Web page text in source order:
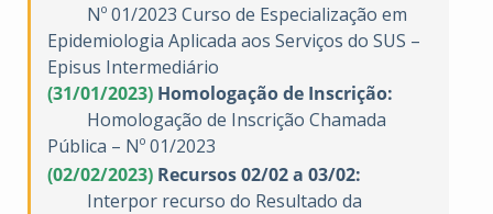
Nº 01/2023 Curso de Especialização em
Epidemiologia Aplicada aos Serviços do SUS –
Episus Intermediário
(31/01/2023) Homologação de Inscrição:
Homologação de Inscrição Chamada
Pública – Nº 01/2023
(02/02/2023) Recursos 02/02 a 03/02:
Interpor recurso do Resultado da